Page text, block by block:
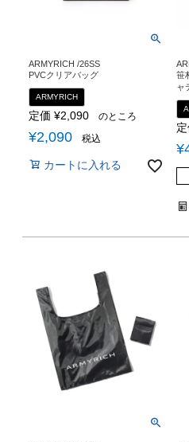
ARMYRICH /26SS
PVCクリアバッグ
ARMYRICH
定価 ¥2,090 のところ
¥2,090 税込
カートに入れる
笹
ャ
¥